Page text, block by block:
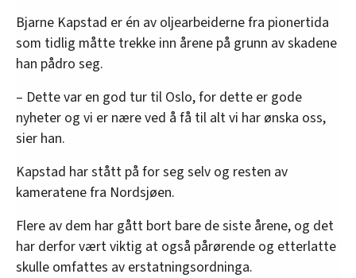
Bjarne Kapstad er én av oljearbeiderne fra pionertida
som tidlig måtte trekke inn årene på grunn av skadene
han pådro seg.
– Dette var en god tur til Oslo, for dette er gode
nyheter og vi er nære ved å få til alt vi har ønska oss,
sier han.
Kapstad har stått på for seg selv og resten av
kameratene fra Nordsjøen.
Flere av dem har gått bort bare de siste årene, og det
har derfor vært viktig at også pårørende og etterlatte
skulle omfattes av erstatningsordninga.